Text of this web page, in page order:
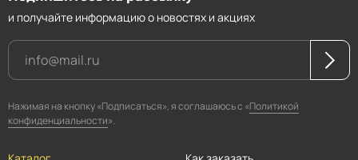
и получайте информацию о новостях и акциях
Нажимая на кнопку «Подписаться», я соглашаюсь с «Политикой
конфиденциальности».